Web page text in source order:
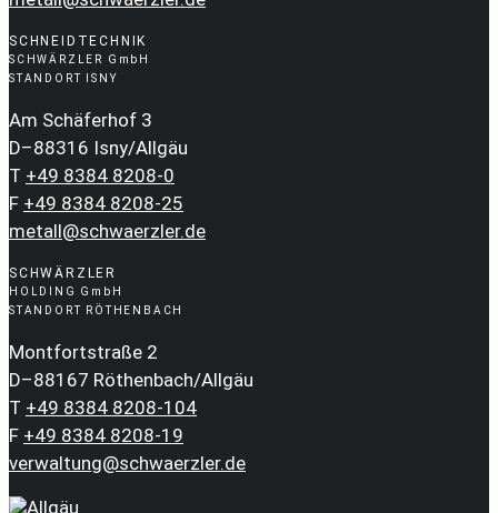
SCHNEIDTECHNIK
SCHWÄRZLER GmbH
STANDORT ISNY
Am Schäferhof 3
D–88316 Isny/Allgäu
T +49 8384 8208-0
F +49 8384 8208-25
metall@schwaerzler.de
SCHWÄRZLER
HOLDING GmbH
STANDORT RÖTHENBACH
Montfortstraße 2
D–88167 Röthenbach/Allgäu
T +49 8384 8208-104
F +49 8384 8208-19
verwaltung@schwaerzler.de